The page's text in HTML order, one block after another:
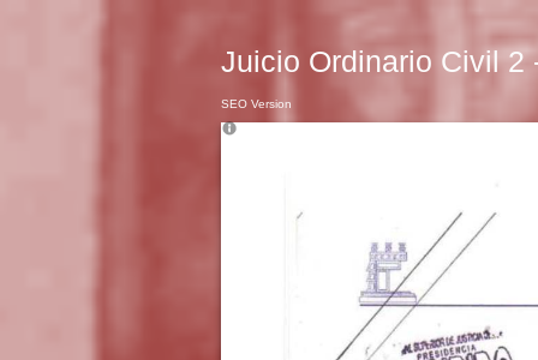
Juicio Ordinario Civil 2
SEO Version